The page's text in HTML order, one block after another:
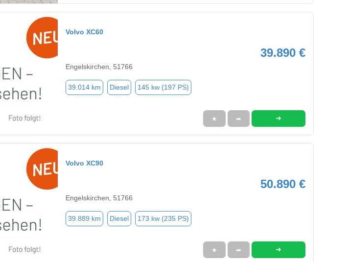
Volvo XC60
39.890 €
Engelskirchen, 51766
39.014 km Diesel 145 kw (197 PS)
★ ➦ ➜
Volvo XC90
50.890 €
Engelskirchen, 51766
39.889 km Diesel 173 kw (235 PS)
★ ➦ ➜